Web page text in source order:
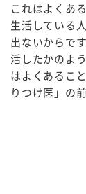
これはよくあ
生活している
出ないからで
活したかのよ
はよくあること
りつけ医」の